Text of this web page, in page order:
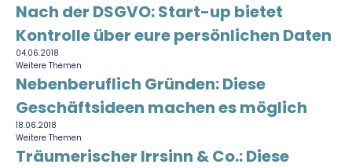
Nach der DSGVO: Start-up bietet
Kontrolle über eure persönlichen Daten
04.06.2018
Weitere Themen
Nebenberuflich Gründen: Diese
Geschäftsideen machen es möglich
18.06.2018
Weitere Themen
Träumerischer Irrsinn & Co.: Diese